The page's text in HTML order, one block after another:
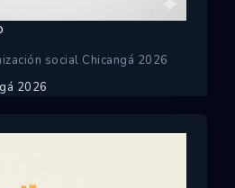
social Chicangá 2026
2026